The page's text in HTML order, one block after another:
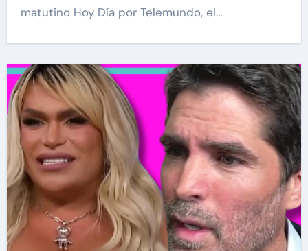
matutino Hoy Día por Telemundo, el…